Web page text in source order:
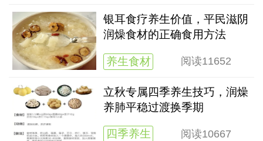
银耳食疗养生价值，平民滋阴
润燥食材的正确食用方法
养生食材 阅读11652
立秋专属四季养生技巧，润燥
养肺平稳过渡换季期
四季养生 阅读10667